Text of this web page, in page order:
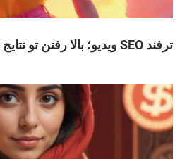
ترفند SEO ویدیو؛ بالا رفتن تو نتایج Search 🎯 + ویدیو